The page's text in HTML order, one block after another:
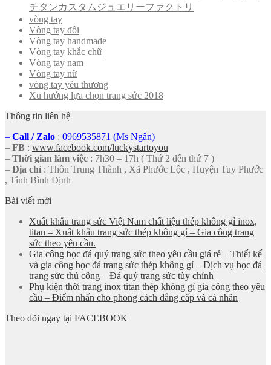
チタンカスタムジュエリーファクトリ
vòng tay
Vòng tay đôi
Vòng tay handmade
Vòng tay khắc chữ
Vòng tay nam
Vòng tay nữ
vòng tay yêu thương
Xu hướng lựa chọn trang sức 2018
Thông tin liên hệ
– Call / Zalo : 0969535871 (Ms Ngân)
– FB : www.facebook.com/luckystartoyou
– Thời gian làm việc : 7h30 – 17h ( Thứ 2 đến thứ 7 )
– Địa chỉ : Thôn Trung Thành , Xã Phước Lộc , Huyện Tuy Phước
, Tỉnh Bình Định
Bài viết mới
Xuất khẩu trang sức Việt Nam chất liệu thép không gỉ inox,
titan – Xuất khẩu trang sức thép không gỉ – Gia công trang
sức theo yêu cầu.
Gia công bọc đá quý trang sức theo yêu cầu giá rẻ – Thiết kế
và gia công bọc đá trang sức thép không gỉ – Dịch vụ bọc đá
trang sức thủ công – Đá quý trang sức tùy chỉnh
Phụ kiện thời trang inox titan thép không gỉ gia công theo yêu
cầu – Điểm nhấn cho phong cách đẳng cấp và cá nhân
Theo dõi ngay tại FACEBOOK